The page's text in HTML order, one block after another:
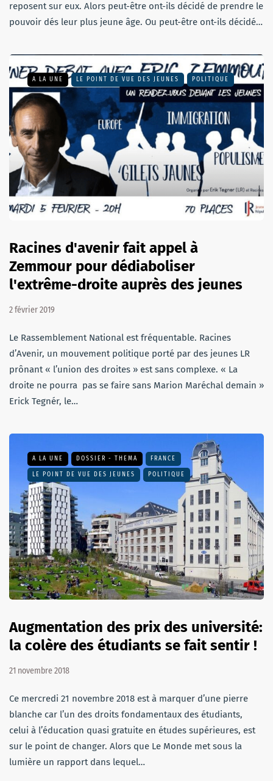
reposent sur eux. Alors peut-être ont-ils décidé de prendre le
pouvoir dés leur plus jeune âge. Ou peut-être ont-ils décidé…
A LA UNE LE POINT DE VUE DES JEUNES POLITIQUE
Racines d'avenir fait appel à
Zemmour pour dédiaboliser
l'extrême-droite auprès des jeunes
2 février 2019
Le Rassemblement National est fréquentable. Racines
d’Avenir, un mouvement politique porté par des jeunes LR
prônant « l’union des droites » est sans complexe. « La
droite ne pourra pas se faire sans Marion Maréchal demain »
Erick Tegnér, le…
A LA UNE DOSSIER - THEMA FRANCE
LE POINT DE VUE DES JEUNES POLITIQUE
Augmentation des prix des université:
la colère des étudiants se fait sentir !
21 novembre 2018
Ce mercredi 21 novembre 2018 est à marquer d’une pierre
blanche car l’un des droits fondamentaux des étudiants,
celui à l’éducation quasi gratuite en études supérieures, est
sur le point de changer. Alors que Le Monde met sous la
lumière un rapport dans lequel…